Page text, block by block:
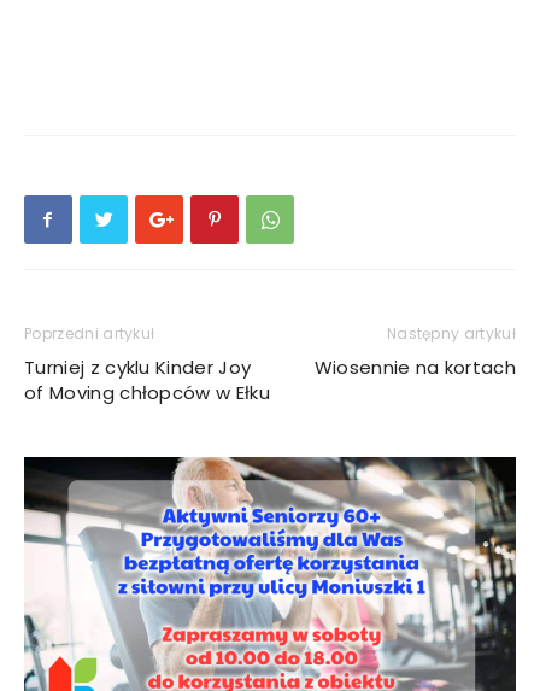
Poprzedni artykuł
Turniej z cyklu Kinder Joy
of Moving chłopców w Ełku
Następny artykuł
Wiosennie na kortach